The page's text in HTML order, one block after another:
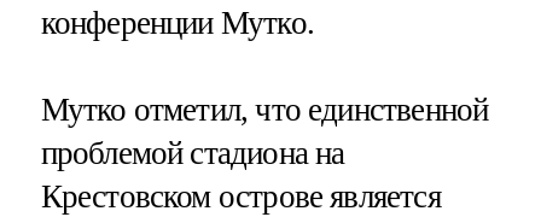
конференции Мутко.
Мутко отметил, что единственной
проблемой стадиона на
Крестовском острове является